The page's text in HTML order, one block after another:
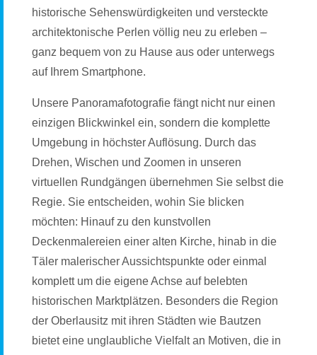
historische Sehenswürdigkeiten und versteckte
architektonische Perlen völlig neu zu erleben –
ganz bequem von zu Hause aus oder unterwegs
auf Ihrem Smartphone.
Unsere Panoramafotografie fängt nicht nur einen
einzigen Blickwinkel ein, sondern die komplette
Umgebung in höchster Auflösung. Durch das
Drehen, Wischen und Zoomen in unseren
virtuellen Rundgängen übernehmen Sie selbst die
Regie. Sie entscheiden, wohin Sie blicken
möchten: Hinauf zu den kunstvollen
Deckenmalereien einer alten Kirche, hinab in die
Täler malerischer Aussichtspunkte oder einmal
komplett um die eigene Achse auf belebten
historischen Marktplätzen. Besonders die Region
der Oberlausitz mit ihren Städten wie Bautzen
bietet eine unglaubliche Vielfalt an Motiven, die in